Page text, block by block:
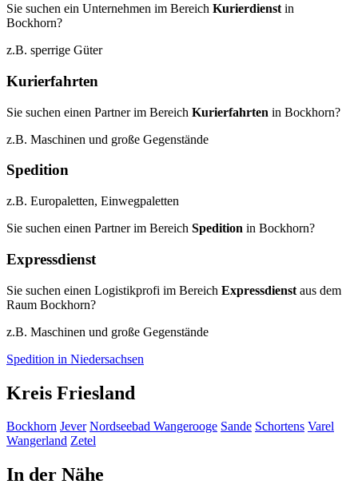
Sie suchen ein Unternehmen im Bereich Kurierdienst in
Bockhorn?
z.B. sperrige Güter
Kurierfahrten
Sie suchen einen Partner im Bereich Kurierfahrten in Bockhorn?
z.B. Maschinen und große Gegenstände
Spedition
z.B. Europaletten, Einwegpaletten
Sie suchen einen Partner im Bereich Spedition in Bockhorn?
Expressdienst
Sie suchen einen Logistikprofi im Bereich Expressdienst aus dem
Raum Bockhorn?
z.B. Maschinen und große Gegenstände
Spedition in Niedersachsen
Kreis Friesland
Bockhorn Jever Nordseebad Wangerooge Sande Schortens Varel
Wangerland Zetel
In der Nähe